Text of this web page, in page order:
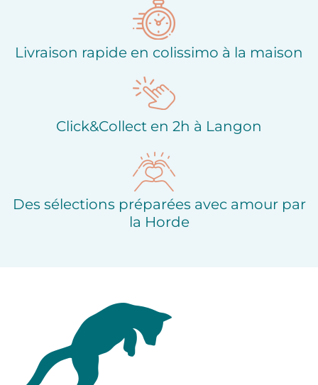
Livraison rapide en colissimo à la maison
Click&Collect en 2h à Langon
Des sélections préparées avec amour par
la Horde